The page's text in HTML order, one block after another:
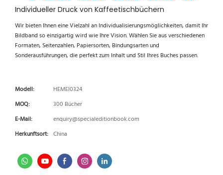
Individueller Druck von Kaffeetischbüchern
Wir bieten Ihnen eine Vielzahl an Individualisierungsmöglichkeiten, damit Ihr
Bildband so einzigartig wird wie Ihre Vision. Wählen Sie aus verschiedenen
Formaten, Seitenzahlen, Papiersorten, Bindungsarten und
Sonderausführungen, die perfekt zum Inhalt und Stil Ihres Buches passen.
Modell:
HEMEI0324
MOQ:
300 Bücher
E-Mail:
enquiry@specialeditionbook.com
Herkunftsort: China